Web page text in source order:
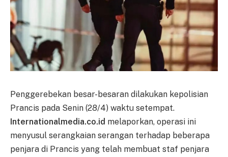
Penggerebekan besar-besaran dilakukan kepolisian
Prancis pada Senin (28/4) waktu setempat.
Internationalmedia.co.id melaporkan, operasi ini
menyusul serangkaian serangan terhadap beberapa
penjara di Prancis yang telah membuat staf penjara